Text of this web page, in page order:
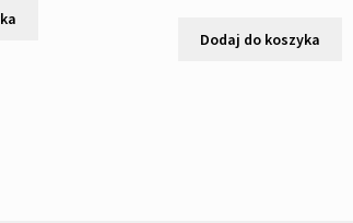
Dodaj do koszyka